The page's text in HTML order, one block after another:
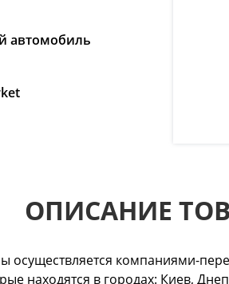
автомобиль
ОПИСАНИЕ
осуществляется компаниями-
находятся в городах: Киев,